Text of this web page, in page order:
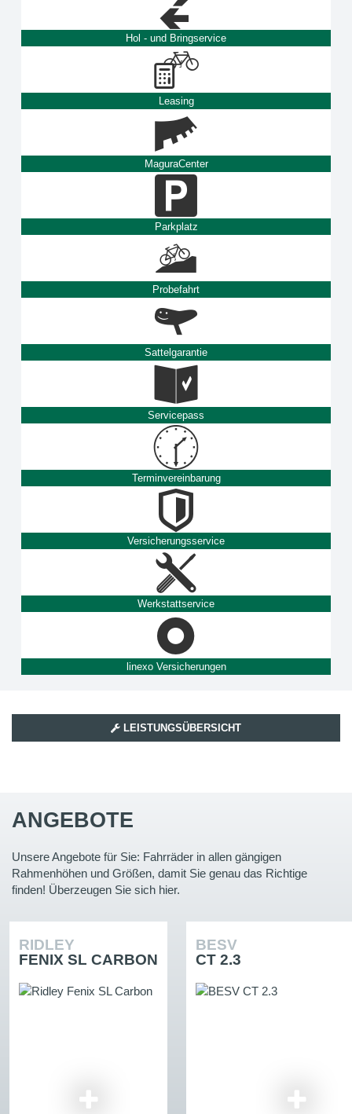
Hol - und Bringservice
Leasing
MaguraCenter
Parkplatz
Probefahrt
Sattelgarantie
Servicepass
Terminvereinbarung
Versicherungsservice
Werkstattservice
linexo Versicherungen
LEISTUNGSÜBERSICHT
ANGEBOTE
Unsere Angebote für Sie: Fahrräder in allen gängigen
Rahmenhöhen und Größen, damit Sie genau das Richtige
finden! Überzeugen Sie sich hier.
RIDLEY
FENIX SL CARBON
BESV
CT 2.3